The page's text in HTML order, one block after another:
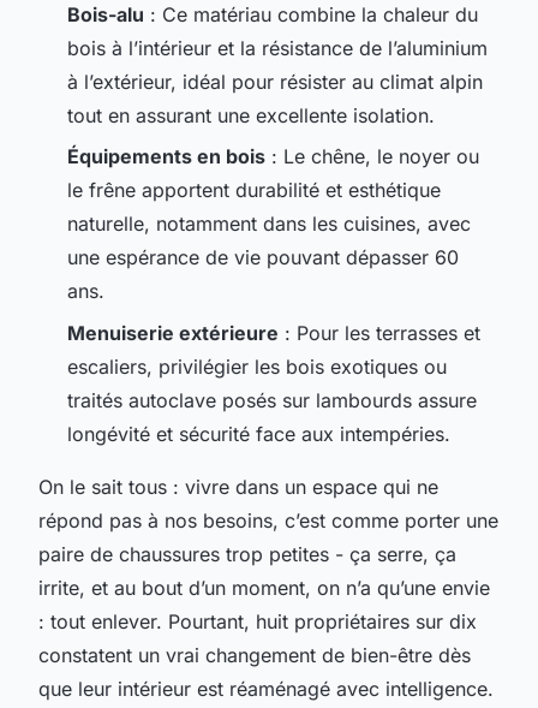
Bois-alu : Ce matériau combine la chaleur du
bois à l’intérieur et la résistance de l’aluminium
à l’extérieur, idéal pour résister au climat alpin
tout en assurant une excellente isolation.
Équipements en bois : Le chêne, le noyer ou
le frêne apportent durabilité et esthétique
naturelle, notamment dans les cuisines, avec
une espérance de vie pouvant dépasser 60
ans.
Menuiserie extérieure : Pour les terrasses et
escaliers, privilégier les bois exotiques ou
traités autoclave posés sur lambourds assure
longévité et sécurité face aux intempéries.
On le sait tous : vivre dans un espace qui ne
répond pas à nos besoins, c’est comme porter une
paire de chaussures trop petites - ça serre, ça
irrite, et au bout d’un moment, on n’a qu’une envie
: tout enlever. Pourtant, huit propriétaires sur dix
constatent un vrai changement de bien-être dès
que leur intérieur est réaménagé avec intelligence.